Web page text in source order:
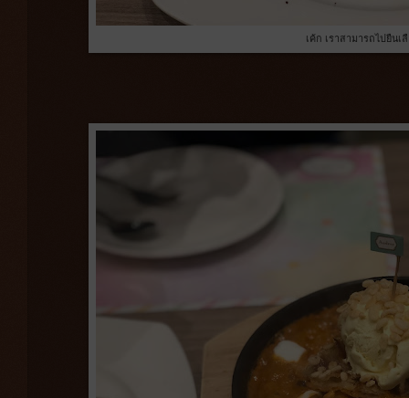
เค้ก เราสามารถไปยืนเ